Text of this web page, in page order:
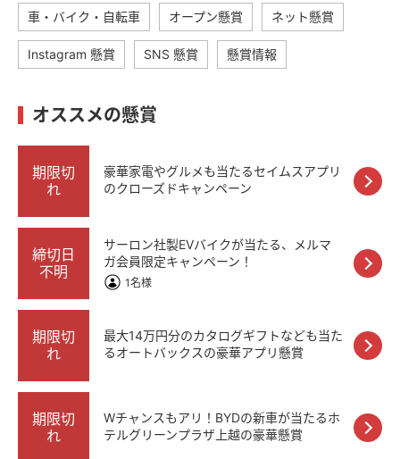
車・バイク・自転車 オープン懸賞 ネット懸賞
Instagram 懸賞 SNS 懸賞 懸賞情報
オススメの懸賞
期限切
れ
豪華家電やグルメも当たるセイムスアプリ
のクローズドキャンペーン
締切日
不明
サーロン社製EVバイクが当たる、メルマ
ガ会員限定キャンペーン！
1名様
期限切
れ
最大14万円分のカタログギフトなども当た
るオートバックスの豪華アプリ懸賞
期限切
れ
Wチャンスもアリ！BYDの新車が当たるホ
テルグリーンプラザ上越の豪華懸賞